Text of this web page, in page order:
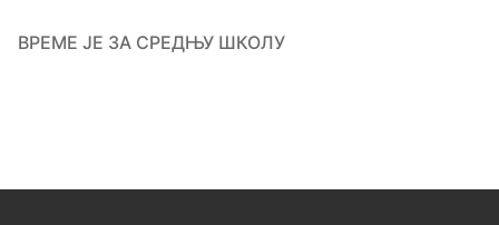
ВРЕМЕ ЈЕ ЗА СРЕДЊУ ШКОЛУ